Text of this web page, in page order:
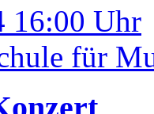
16:00 Uhr
für